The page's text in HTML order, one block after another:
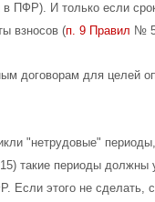
ПФР). И только если
взносов (п. 9 Правил №
договорам для целей
"нетрудовые"
такие периоды должны
Если этого не